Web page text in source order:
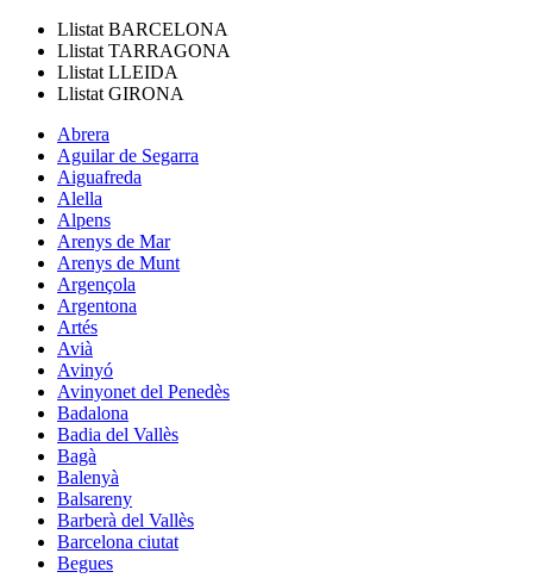
Llistat BARCELONA
Llistat TARRAGONA
Llistat LLEIDA
Llistat GIRONA
Abrera
Aguilar de Segarra
Aiguafreda
Alella
Alpens
Arenys de Mar
Arenys de Munt
Argençola
Argentona
Artés
Avià
Avinyó
Avinyonet del Penedès
Badalona
Badia del Vallès
Bagà
Balenyà
Balsareny
Barberà del Vallès
Barcelona ciutat
Begues